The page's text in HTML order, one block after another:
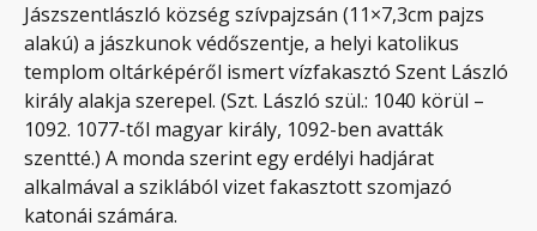
Jászszentlászló község szívpajzsán (11×7,3cm pajzs
alakú) a jászkunok védőszentje, a helyi katolikus
templom oltárképéről ismert vízfakasztó Szent László
király alakja szerepel. (Szt. László szül.: 1040 körül –
1092. 1077-től magyar király, 1092-ben avatták
szentté.) A monda szerint egy erdélyi hadjárat
alkalmával a sziklából vizet fakasztott szomjazó
katonái számára.